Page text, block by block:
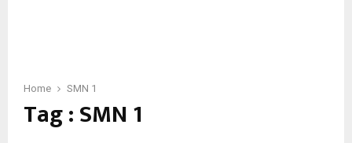
Home SMN 1
Tag : SMN 1